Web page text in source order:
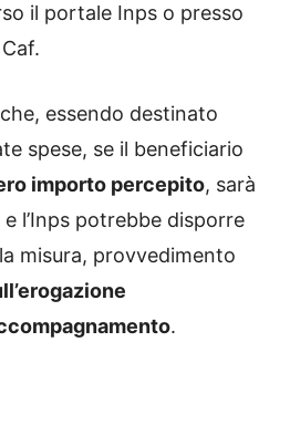
il portale Inps o presso
essendo destinato
spese, se il beneficiario
importo percepito, sarà
l’Inps potrebbe disporre
misura, provvedimento
.